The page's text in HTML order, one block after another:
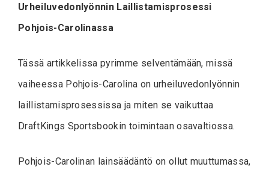
Urheiluvedonlyönnin Laillistamisprosessi
Pohjois-Carolinassa
Tässä artikkelissa pyrimme selventämään, missä
vaiheessa Pohjois-Carolina on urheiluvedonlyönnin
laillistamisprosessissa ja miten se vaikuttaa
DraftKings Sportsbookin toimintaan osavaltiossa.
Pohjois-Carolinan lainsäädäntö on ollut muuttumassa,